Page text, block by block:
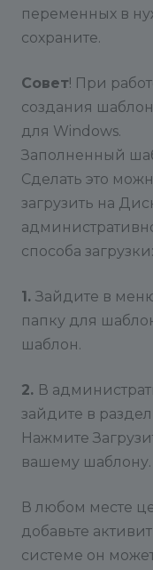
переменных в
сохраните.
Совет! При
создания
для Windows.
Заполненный
Сделать это
загрузить на
способа загрузки:
1. Зайдите в
папку для
шаблон.
2. В
зайдите в
Нажмите
вашему шаблону.
В любом месте
добавьте
системе он